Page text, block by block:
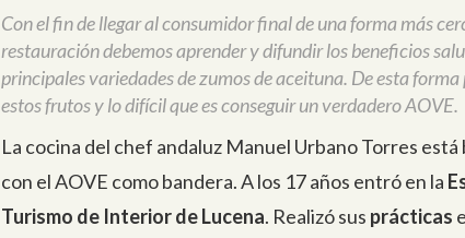
Con el fin de llegar al consumidor final de una forma más
restauración debemos aprender y difundir los beneficios
principales variedades de zumos de aceituna. De esta
estos frutos y lo difícil que es conseguir un verdadero AOVE.
La cocina del chef andaluz Manuel Urbano Torres
con el AOVE como bandera. A los 17 años entró en la
Turismo de Interior de Lucena. Realizó sus prácticas